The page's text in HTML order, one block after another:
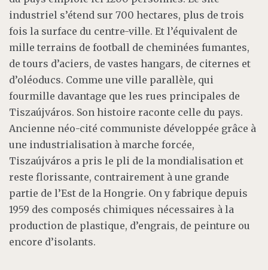
industriel s’étend sur 700 hectares, plus de trois
fois la surface du centre-ville. Et l’équivalent de
mille terrains de football de cheminées fumantes,
de tours d’aciers, de vastes hangars, de citernes et
d’oléoducs. Comme une ville parallèle, qui
fourmille davantage que les rues principales de
Tiszaújváros. Son histoire raconte celle du pays.
Ancienne néo-cité communiste développée grâce à
une industrialisation à marche forcée,
Tiszaújváros a pris le pli de la mondialisation et
reste florissante, contrairement à une grande
partie de l’Est de la Hongrie. On y fabrique depuis
1959 des composés chimiques nécessaires à la
production de plastique, d’engrais, de peinture ou
encore d’isolants.